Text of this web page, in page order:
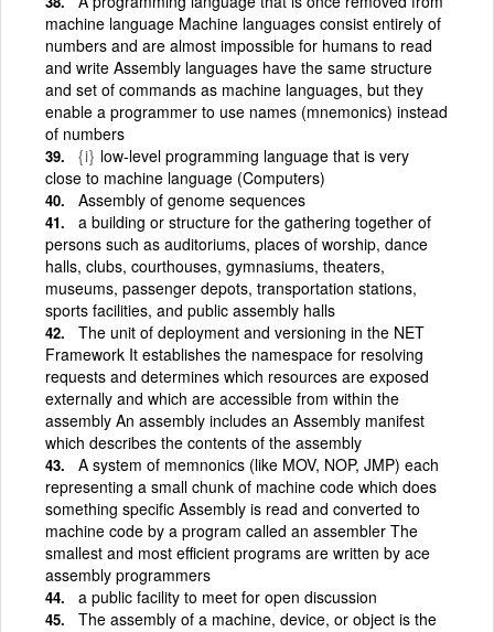
machine language Machine languages consist entirely of
numbers and are almost impossible for humans to read
and write Assembly languages have the same structure
and set of commands as machine languages, but they
enable a programmer to use names (mnemonics) instead
of numbers
{i} low-level programming language that is very
close to machine language (Computers)
Assembly of genome sequences
a building or structure for the gathering together of
persons such as auditoriums, places of worship, dance
halls, clubs, courthouses, gymnasiums, theaters,
museums, passenger depots, transportation stations,
sports facilities, and public assembly halls
The unit of deployment and versioning in the NET
Framework It establishes the namespace for resolving
requests and determines which resources are exposed
externally and which are accessible from within the
assembly An assembly includes an Assembly manifest
which describes the contents of the assembly
A system of memnonics (like MOV, NOP, JMP) each
representing a small chunk of machine code which does
something specific Assembly is read and converted to
machine code by a program called an assembler The
smallest and most efficient programs are written by ace
assembly programmers
a public facility to meet for open discussion
The assembly of a machine, device, or object is the